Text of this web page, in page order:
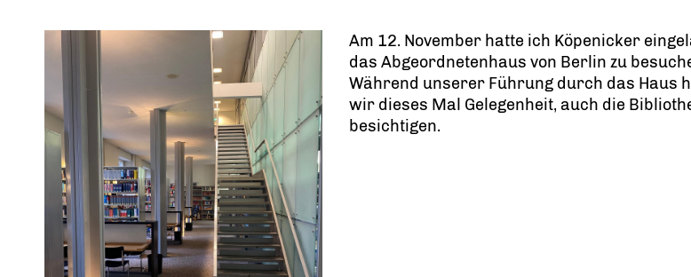
Am 12. November hatte ich Köpenicker
das Abgeordnetenhaus von Berlin zu
Während unserer Führung durch das Haus
wir dieses Mal Gelegenheit, auch die
besichtigen.